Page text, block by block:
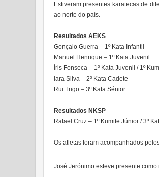
Estiveram presentes karatecas de
ao norte do país.
Resultados AEKS
Gonçalo Guerra – 1º Kata Infantil
Manuel Henrique – 1º Kata Juvenil
Íris Fonseca – 1º Kata Juvenil / 1º
Iara Silva – 2º Kata Cadete
Rui Trigo – 3º Kata Sénior
Resultados NKSP
Rafael Cruz – 1º Kumite Júnior / 3º
Os atletas foram acompanhados
José Jerónimo esteve presente